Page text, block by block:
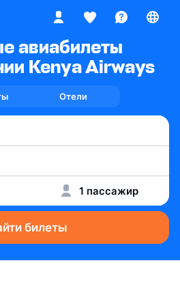
авиабилеты
Kenya Airways
Отели
1 пассажир
билеты